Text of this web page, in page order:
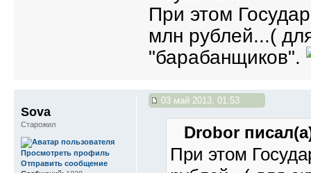
При этом
млн рублей...(
"барабанщиков".
03 май 2013, 01:53
Drobor
При этом
Sova
Старожил
Просмотреть профиль
Отправить сообщение